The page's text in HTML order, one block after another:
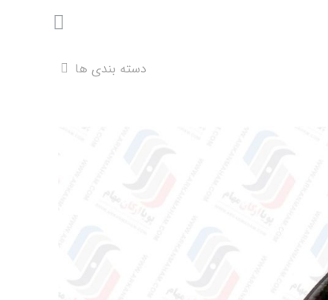
دسته بندی ها